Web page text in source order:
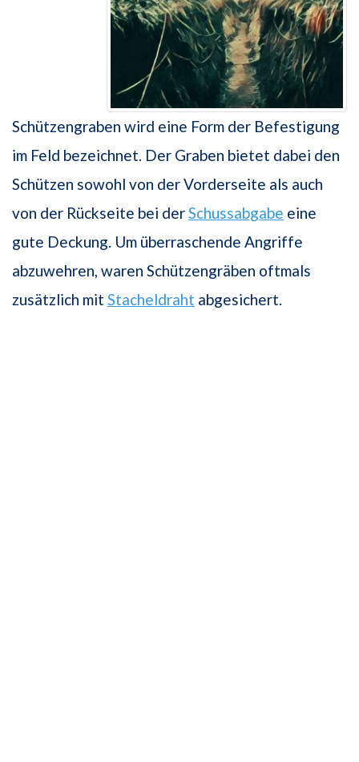
Schützengraben wird eine Form der Befestigung
im Feld bezeichnet. Der Graben bietet dabei den
Schützen sowohl von der Vorderseite als auch
von der Rückseite bei derSchussabgabe eine
gute Deckung. Um überraschende Angriffe
abzuwehren, waren Schützengräben oftmals
zusätzlich mit Stacheldraht abgesichert.